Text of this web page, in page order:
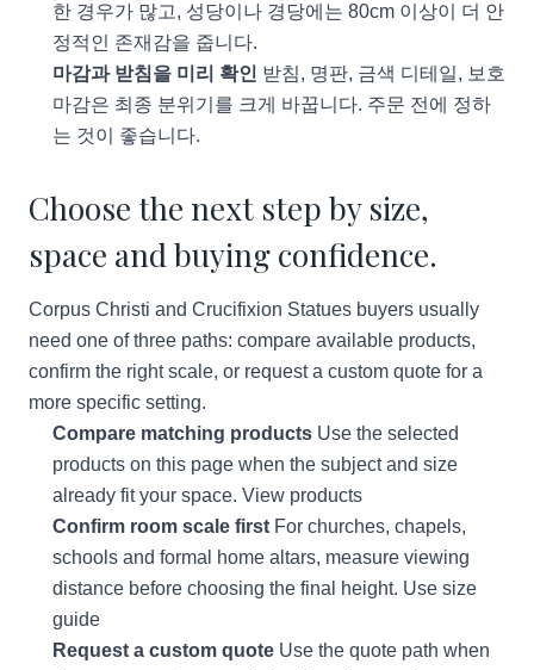
한 경우가 많고, 성당이나 경당에는 80cm 이상이 더 안
정적인 존재감을 줍니다.
마감과 받침을 미리 확인 받침, 명판, 금색 디테일, 보호
마감은 최종 분위기를 크게 바꿉니다. 주문 전에 정하
는 것이 좋습니다.
Choose the next step by size,
space and buying confidence.
Corpus Christi and Crucifixion Statues buyers usually
need one of three paths: compare available products,
confirm the right scale, or request a custom quote for a
more specific setting.
Compare matching products Use the selected
products on this page when the subject and size
already fit your space. View products
Confirm room scale first For churches, chapels,
schools and formal home altars, measure viewing
distance before choosing the final height. Use size
guide
Request a custom quote Use the quote path when